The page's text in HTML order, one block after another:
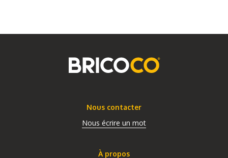
Nous contacter
Nous écrire un mot
À propos